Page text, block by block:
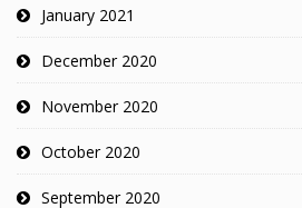
January 2021
December 2020
November 2020
October 2020
September 2020